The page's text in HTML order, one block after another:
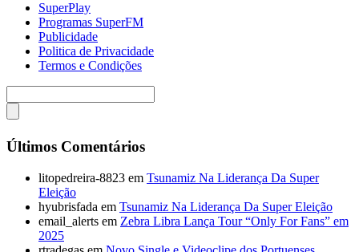
SuperPlay
Programas SuperFM
Publicidade
Politica de Privacidade
Termos e Condições
Últimos Comentários
litopedreira-8823 em Tsunamiz Na Liderança Da Super
Eleição
hyubrisfada em Tsunamiz Na Liderança Da Super Eleição
email_alerts em Zebra Libra Lança Tour “Only For Fans” em
2025